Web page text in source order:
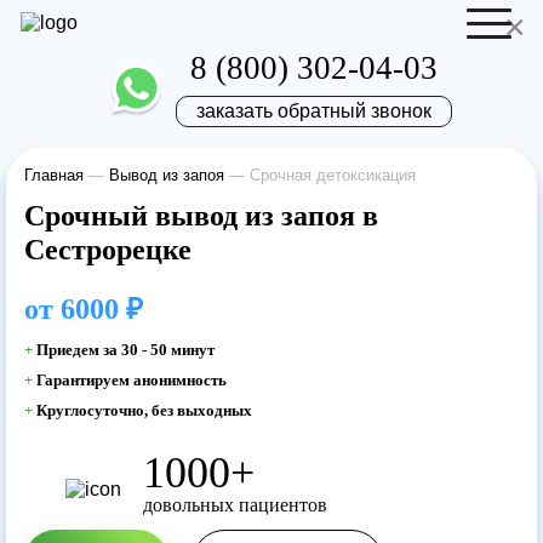
8 (800) 302-04-03
заказать обратный звонок
Главная — Вывод из запоя — Срочная детоксикация
Срочный вывод из запоя в
Сестрорецке
от 6000 ₽
+ Приедем за 30 - 50 минут
+ Гарантируем анонимность
+ Круглосуточно, без выходных
1000+
довольных пациентов
Запись на приём
Ваше имя
Ваш телефон
Ваша заявка
отправлена
Наш врач свяжется с вами в самое
ближайшее время!
Отправить резюме
Ваше имя
Ваш телефон
×